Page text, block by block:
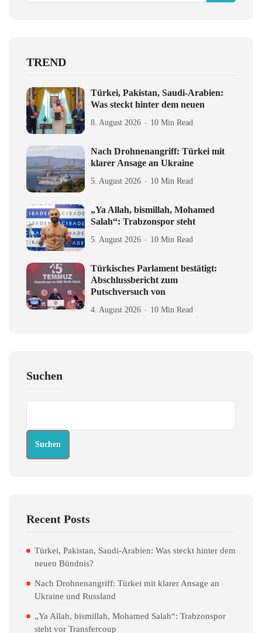
TREND
Türkei, Pakistan, Saudi-Arabien:
Was steckt hinter dem neuen
8. August 2026 10 Min Read
Nach Drohnenangriff: Türkei mit
klarer Ansage an Ukraine
5. August 2026 10 Min Read
„Ya Allah, bismillah, Mohamed
Salah“: Trabzonspor steht
5. August 2026 10 Min Read
Türkisches Parlament bestätigt:
Abschlussbericht zum
Putschversuch von
4. August 2026 10 Min Read
Suchen
Suchen
Recent Posts
Türkei, Pakistan, Saudi-Arabien: Was steckt hinter dem
neuen Bündnis?
Nach Drohnenangriff: Türkei mit klarer Ansage an
Ukraine und Russland
„Ya Allah, bismillah, Mohamed Salah“: Trabzonspor
steht vor Transfercoup